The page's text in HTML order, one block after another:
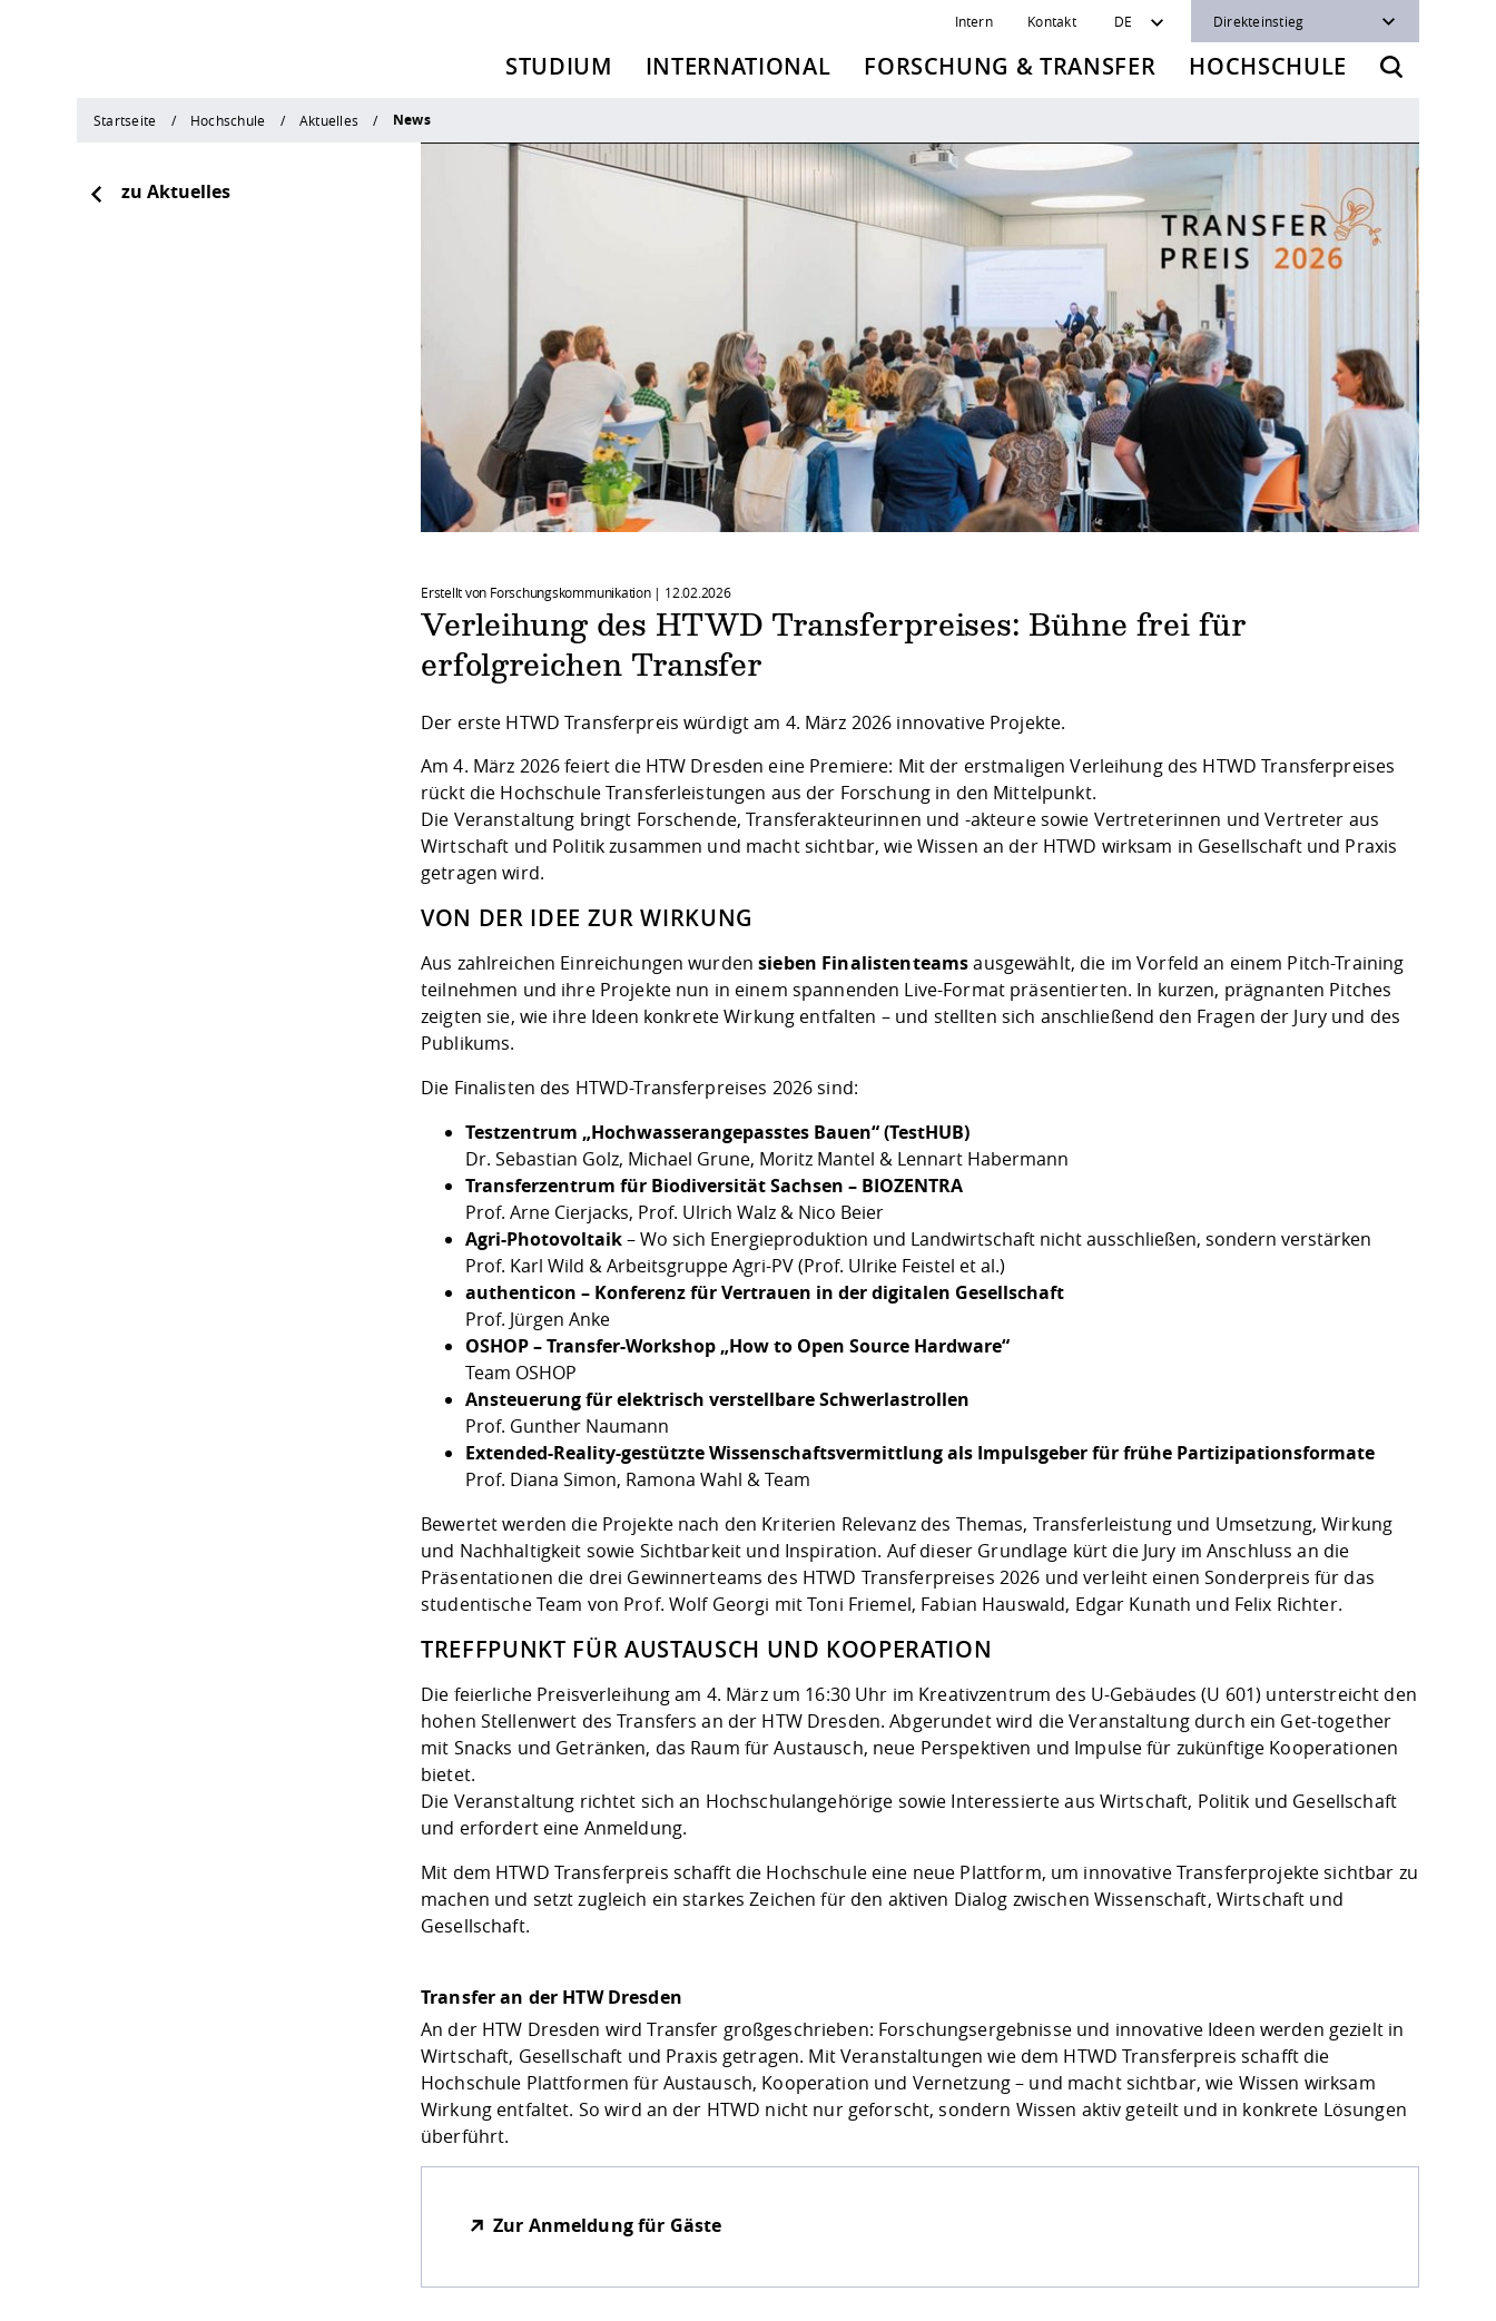
Intern Kontakt DE Direkteinstieg
STUDIUM INTERNATIONAL FORSCHUNG & TRANSFER HOCHSCHULE
Startseite Hochschule Aktuelles News
zu Aktuelles
Erstellt von Forschungskommunikation | 12.02.2026
Verleihung des HTWD Transferpreises: Bühne frei für
erfolgreichen Transfer
Der erste HTWD Transferpreis würdigt am 4. März 2026 innovative Projekte.
Am 4. März 2026 feiert die HTW Dresden eine Premiere: Mit der erstmaligenVerleihung des HTWD Transferpreises
rückt die Hochschule Transferleistungen aus der Forschung in den Mittelpunkt.
Die Veranstaltung bringt Forschende, Transferakteurinnen und -akteure sowie Vertreterinnen und Vertreter aus
Wirtschaft und Politik zusammen und macht sichtbar, wie Wissen an der HTWD wirksam in Gesellschaft und Praxis
getragen wird.
VON DER IDEE ZUR WIRKUNG
Aus zahlreichen Einreichungen wurdensieben Finalistenteamsausgewählt, die im Vorfeld an einem Pitch-Training
teilnehmen und ihre Projekte nun in einem spannenden Live-Format präsentierten. In kurzen, prägnanten Pitches
zeigten sie, wie ihre Ideen konkrete Wirkung entfalten – und stellten sich anschließend den Fragen der Jury und des
Publikums.
Die Finalisten des HTWD-Transferpreises 2026 sind:
Testzentrum „Hochwasserangepasstes Bauen“ (TestHUB)
Dr. Sebastian Golz, Michael Grune, Moritz Mantel & Lennart Habermann
Transferzentrum für Biodiversität Sachsen – BIOZENTRA
Prof. Arne Cierjacks, Prof. Ulrich Walz & Nico Beier
Agri-Photovoltaik– Wo sich Energieproduktion und Landwirtschaft nicht ausschließen, sondern verstärken
Prof. Karl Wild & Arbeitsgruppe Agri-PV (Prof. Ulrike Feistel et al.)
authenticon – Konferenz für Vertrauen in der digitalen Gesellschaft
Prof. Jürgen Anke
OSHOP – Transfer-Workshop „How to Open Source Hardware“
Team OSHOP
Ansteuerung für elektrisch verstellbare Schwerlastrollen
Prof. Gunther Naumann
Extended-Reality-gestützte Wissenschaftsvermittlung als Impulsgeber für frühe Partizipationsformate
Prof. Diana Simon, Ramona Wahl & Team
Bewertet werden die Projekte nach den Kriterien Relevanz des Themas, Transferleistung und Umsetzung, Wirkung
und Nachhaltigkeit sowie Sichtbarkeit und Inspiration. Auf dieser Grundlage kürt die Jury im Anschluss an die
Präsentationen die drei Gewinnerteams des HTWD Transferpreises 2026 und verleiht einen Sonderpreis für das
studentische Team von Prof. Wolf Georgi mit Toni Friemel, Fabian Hauswald, Edgar Kunath und Felix Richter.
TREFFPUNKT FÜR AUSTAUSCH UND KOOPERATION
Die feierliche Preisverleihung am 4. März um 16:30 Uhr im Kreativzentrum des U-Gebäudes (U 601) unterstreicht den
hohen Stellenwert des Transfers an der HTW Dresden. Abgerundet wird die Veranstaltung durch ein Get-together
mit Snacks und Getränken, das Raum für Austausch, neue Perspektiven und Impulse für zukünftige Kooperationen
bietet.
Die Veranstaltung richtet sich an Hochschulangehörige sowie Interessierte aus Wirtschaft, Politik und Gesellschaft
und erfordert eine Anmeldung.
Mit dem HTWD Transferpreis schafft die Hochschule eine neue Plattform, um innovative Transferprojekte sichtbar zu
machen und setzt zugleich ein starkes Zeichen für den aktiven Dialog zwischen Wissenschaft, Wirtschaft und
Gesellschaft.
Transfer an der HTW Dresden
An der HTW Dresden wird Transfer großgeschrieben: Forschungsergebnisse und innovative Ideen werden gezielt in
Wirtschaft, Gesellschaft und Praxis getragen. Mit Veranstaltungen wie dem HTWD Transferpreis schafft die
Hochschule Plattformen für Austausch, Kooperation und Vernetzung – und macht sichtbar, wie Wissen wirksam
Wirkung entfaltet. So wird an der HTWD nicht nur geforscht, sondern Wissen aktiv geteilt und in konkrete Lösungen
überführt.
Zur Anmeldung für Gäste